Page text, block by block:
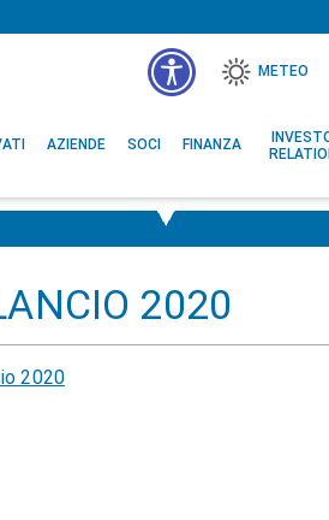
METEO
AZIENDE SOCI FINANZA
2020
2020